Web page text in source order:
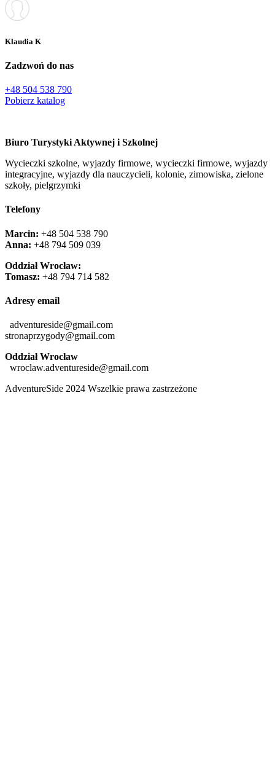
Klaudia K
Zadzwoń do nas
+48 504 538 790
Pobierz katalog
Biuro Turystyki Aktywnej i Szkolnej
Wycieczki szkolne, wyjazdy firmowe, wycieczki firmowe, wyjazdy
integracyjne, wyjazdy dla nauczycieli, kolonie, zimowiska, zielone
szkoły, pielgrzymki
Telefony
Marcin: +48 504 538 790
Anna: +48 ‭794 509 039‬
Oddział Wrocław:
Tomasz: +48 794 714 582
Adresy email
adventureside@gmail.com
stronaprzygody@gmail.com
Oddział Wrocław
wroclaw.adventureside@gmail.com
AdventureSide 2024 Wszelkie prawa zastrzeżone